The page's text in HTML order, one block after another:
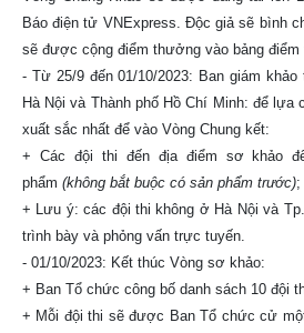
Báo điện tử VNExpress. Độc giả sẽ bình
sẽ được cộng điểm thưởng vào bảng điểm
- Từ 25/9 đến 01/10/2023: Ban giám
Hà Nội và Thành phố Hồ Chí Minh: để lựa
xuất sắc nhất để vào Vòng Chung kết:
+ Các đội thi đến địa điểm sơ khảo
phẩm (không bắt buộc có sản phẩm trước);
+ Lưu ý: các đội thi không ở Hà Nội và
trình bày và phỏng vấn trực tuyến.
- 01/10/2023: Kết thúc Vòng sơ khảo:
+ Ban Tổ chức công bố danh sách 10 đội
+ Mỗi đội thi sẽ được Ban Tổ chức cử